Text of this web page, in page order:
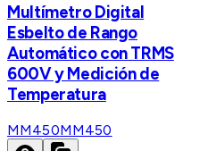
Multímetro Digital
Esbelto de Rango
Automático con TRMS
600V y Medición de
Temperatura
MM450MM450